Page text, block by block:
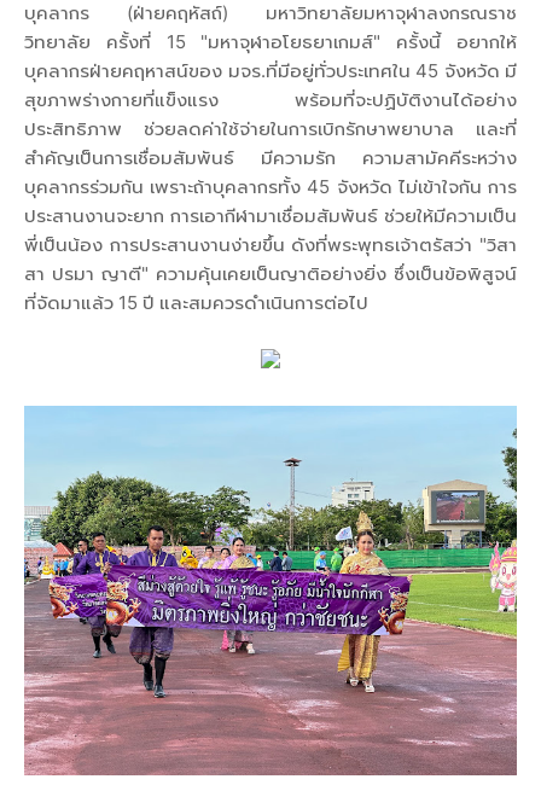
บุคลากร (ฝ่ายคฤหัสถ์) มหาวิทยาลัยมหาจุฬาลงกรณราช
วิทยาลัย ครั้งที่ 15 "มหาจุฬาอโยธยาเกมส์" ครั้งนี้ อยากให้
บุคลากรฝ่ายคฤหาสน์ของ มจร.ที่มีอยู่ทั่วประเทศใน 45 จังหวัด มี
สุขภาพร่างกายที่แข็งแรง พร้อมที่จะปฏิบัติงานได้อย่าง
ประสิทธิภาพ ช่วยลดค่าใช้จ่ายในการเบิกรักษาพยาบาล และที่
สำคัญเป็นการเชื่อมสัมพันธ์ มีความรัก ความสามัคคีระหว่าง
บุคลากรร่วมกัน เพราะถ้าบุคลากรทั้ง 45 จังหวัด ไม่เข้าใจกัน การ
ประสานงานจะยาก การเอากีฬามาเชื่อมสัมพันธ์ ช่วยให้มีความเป็น
พี่เป็นน้อง การประสานงานง่ายขึ้น ดังที่พระพุทธเจ้าตรัสว่า "วิสา
สา ปรมา ญาตี" ความคุ้นเคยเป็นญาติอย่างยิ่ง ซึ่งเป็นข้อพิสูจน์
ที่จัดมาแล้ว 15 ปี และสมควรดำเนินการต่อไป